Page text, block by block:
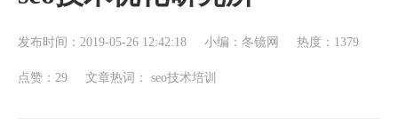
发布时间：2019-05-26 12:42:18 小编：冬镜网 热度：1379
点赞：29 文章热词： seo技术培训